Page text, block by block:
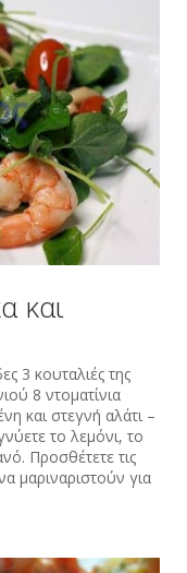
και
3 κουταλιές της
8 ντοματίνια
και στεγνή αλάτι –
το λεμόνι, το
Προσθέτετε τις
μαριναριστούν για